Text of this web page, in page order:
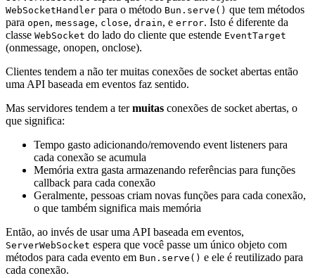
WebSocketHandler para o método Bun.serve() que tem métodos
para open, message, close, drain, e error. Isto é diferente da
classe WebSocket do lado do cliente que estende EventTarget
(onmessage, onopen, onclose).
Clientes tendem a não ter muitas conexões de socket abertas então
uma API baseada em eventos faz sentido.
Mas servidores tendem a termuitas conexões de socket abertas, o
que significa:
Tempo gasto adicionando/removendo event listeners para
cada conexão se acumula
Memória extra gasta armazenando referências para funções
callback para cada conexão
Geralmente, pessoas criam novas funções para cada conexão,
o que também significa mais memória
Então, ao invés de usar uma API baseada em eventos,
ServerWebSocket espera que você passe um único objeto com
métodos para cada evento em Bun.serve() e ele é reutilizado para
cada conexão.